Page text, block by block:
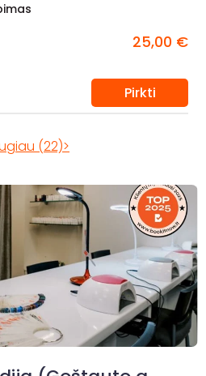
25,00 €
Pirkti
(22)>